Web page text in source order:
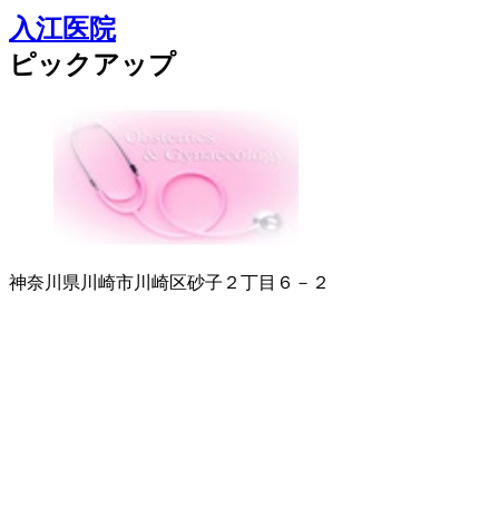
入江医院
ピックアップ
神奈川県川崎市川崎区砂子２丁目６－２